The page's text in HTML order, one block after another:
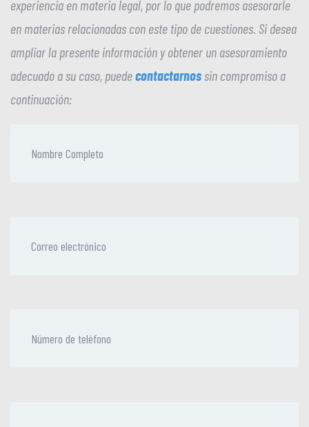
experiencia en materia legal, por lo que podremos asesorarle
en materias relacionadas con este tipo de cuestiones. Si desea
ampliar la presente información y obtener un asesoramiento
adecuado a su caso, puedecontactarnossin compromiso a
continuación: